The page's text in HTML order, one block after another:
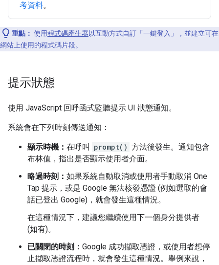
考資料。
重點： 使用程式碼產生器以互動方式自訂「一鍵登入」，並建立可在
網站上使用的程式碼片段。
提示狀態
使用 JavaScript 回呼函式監聽提示 UI 狀態通知。
系統會在下列時刻傳送通知：
顯示時機： 在呼叫 prompt() 方法後發生。通知包含
布林值，指出是否顯示使用者介面。
略過時刻： 如果系統自動取消或使用者手動取消 One
Tap 提示，或是 Google 無法核發憑證 (例如選取的會
話已登出 Google)，就會發生這種情況。
在這種情況下，建議您繼續使用下一個身分提供者
(如有)。
已關閉的時刻： Google 成功擷取憑證，或使用者想停
止擷取憑證流程時，就會發生這種情況。舉例來說，